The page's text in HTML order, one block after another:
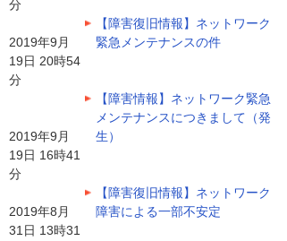
分
2019年9月
19日 20時54
分
【障害復旧情報】ネットワーク
緊急メンテナンスの件
2019年9月
19日 16時41
分
【障害情報】ネットワーク緊急
メンテナンスにつきまして（発
生）
2019年8月
31日 13時31
【障害復旧情報】ネットワーク
障害による一部不安定